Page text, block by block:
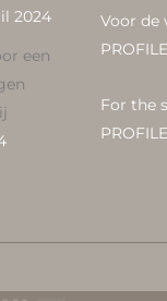
2024
een
Voor de
For the